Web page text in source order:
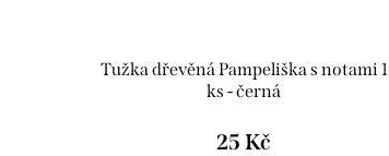
Tužka dřevěná Pampeliška s notami 1
ks - černá
25 Kč